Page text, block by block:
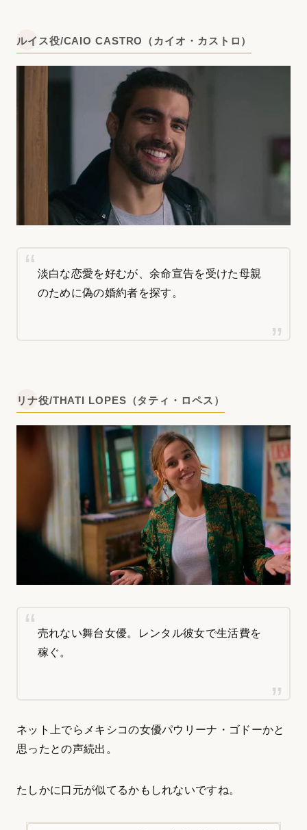
ルイス役/CAIO CASTRO（カイオ・カストロ）
淡白な恋愛を好むが、余命宣告を受けた母親
のために偽の婚約者を探す。
リナ役/THATI LOPES（タティ・ロペス）
売れない舞台女優。レンタル彼女で生活費を
稼ぐ。
ネット上でらメキシコの女優パウリーナ・ゴドーかと
思ったとの声続出。
たしかに口元が似てるかもしれないですね。